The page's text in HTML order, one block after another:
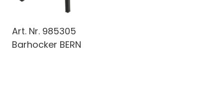
Art. Nr. 985305
Barhocker BERN